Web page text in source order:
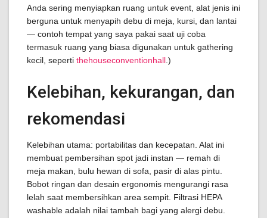
Anda sering menyiapkan ruang untuk event, alat jenis ini
berguna untuk menyapih debu di meja, kursi, dan lantai
— contoh tempat yang saya pakai saat uji coba
termasuk ruang yang biasa digunakan untuk gathering
kecil, seperti thehouseconventionhall .)
Kelebihan, kekurangan, dan
rekomendasi
Kelebihan utama: portabilitas dan kecepatan. Alat ini
membuat pembersihan spot jadi instan — remah di
meja makan, bulu hewan di sofa, pasir di alas pintu.
Bobot ringan dan desain ergonomis mengurangi rasa
lelah saat membersihkan area sempit. Filtrasi HEPA
washable adalah nilai tambah bagi yang alergi debu.